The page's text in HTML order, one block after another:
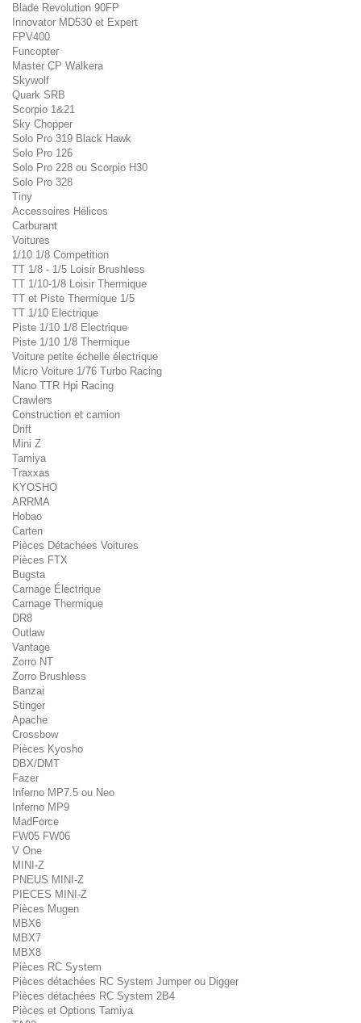
Blade Revolution 90FP
Innovator MD530 et Expert
FPV400
Funcopter
Master CP Walkera
Skywolf
Quark SRB
Scorpio 1&21
Sky Chopper
Solo Pro 319 Black Hawk
Solo Pro 126
Solo Pro 228 ou Scorpio H30
Solo Pro 328
Tiny
Accessoires Hélicos
Carburant
Voitures
1/10 1/8 Competition
TT 1/8 - 1/5 Loisir Brushless
TT 1/10-1/8 Loisir Thermique
TT et Piste Thermique 1/5
TT 1/10 Electrique
Piste 1/10 1/8 Electrique
Piste 1/10 1/8 Thermique
Voiture petite échelle électrique
Micro Voiture 1/76 Turbo Racing
Nano TTR Hpi Racing
Crawlers
Construction et camion
Drift
Mini Z
Tamiya
Traxxas
KYOSHO
ARRMA
Hobao
Carten
Pièces Détachées Voitures
Pièces FTX
Bugsta
Carnage Électrique
Carnage Thermique
DR8
Outlaw
Vantage
Zorro NT
Zorro Brushless
Banzai
Stinger
Apache
Crossbow
Pièces Kyosho
DBX/DMT
Fazer
Inferno MP7.5 ou Neo
Inferno MP9
MadForce
FW05 FW06
V One
MINI-Z
PNEUS MINI-Z
PIECES MINI-Z
Pièces Mugen
MBX6
MBX7
MBX8
Pièces RC System
Pièces détachées RC System Jumper ou Digger
Pièces détachées RC System 2B4
Pièces et Options Tamiya